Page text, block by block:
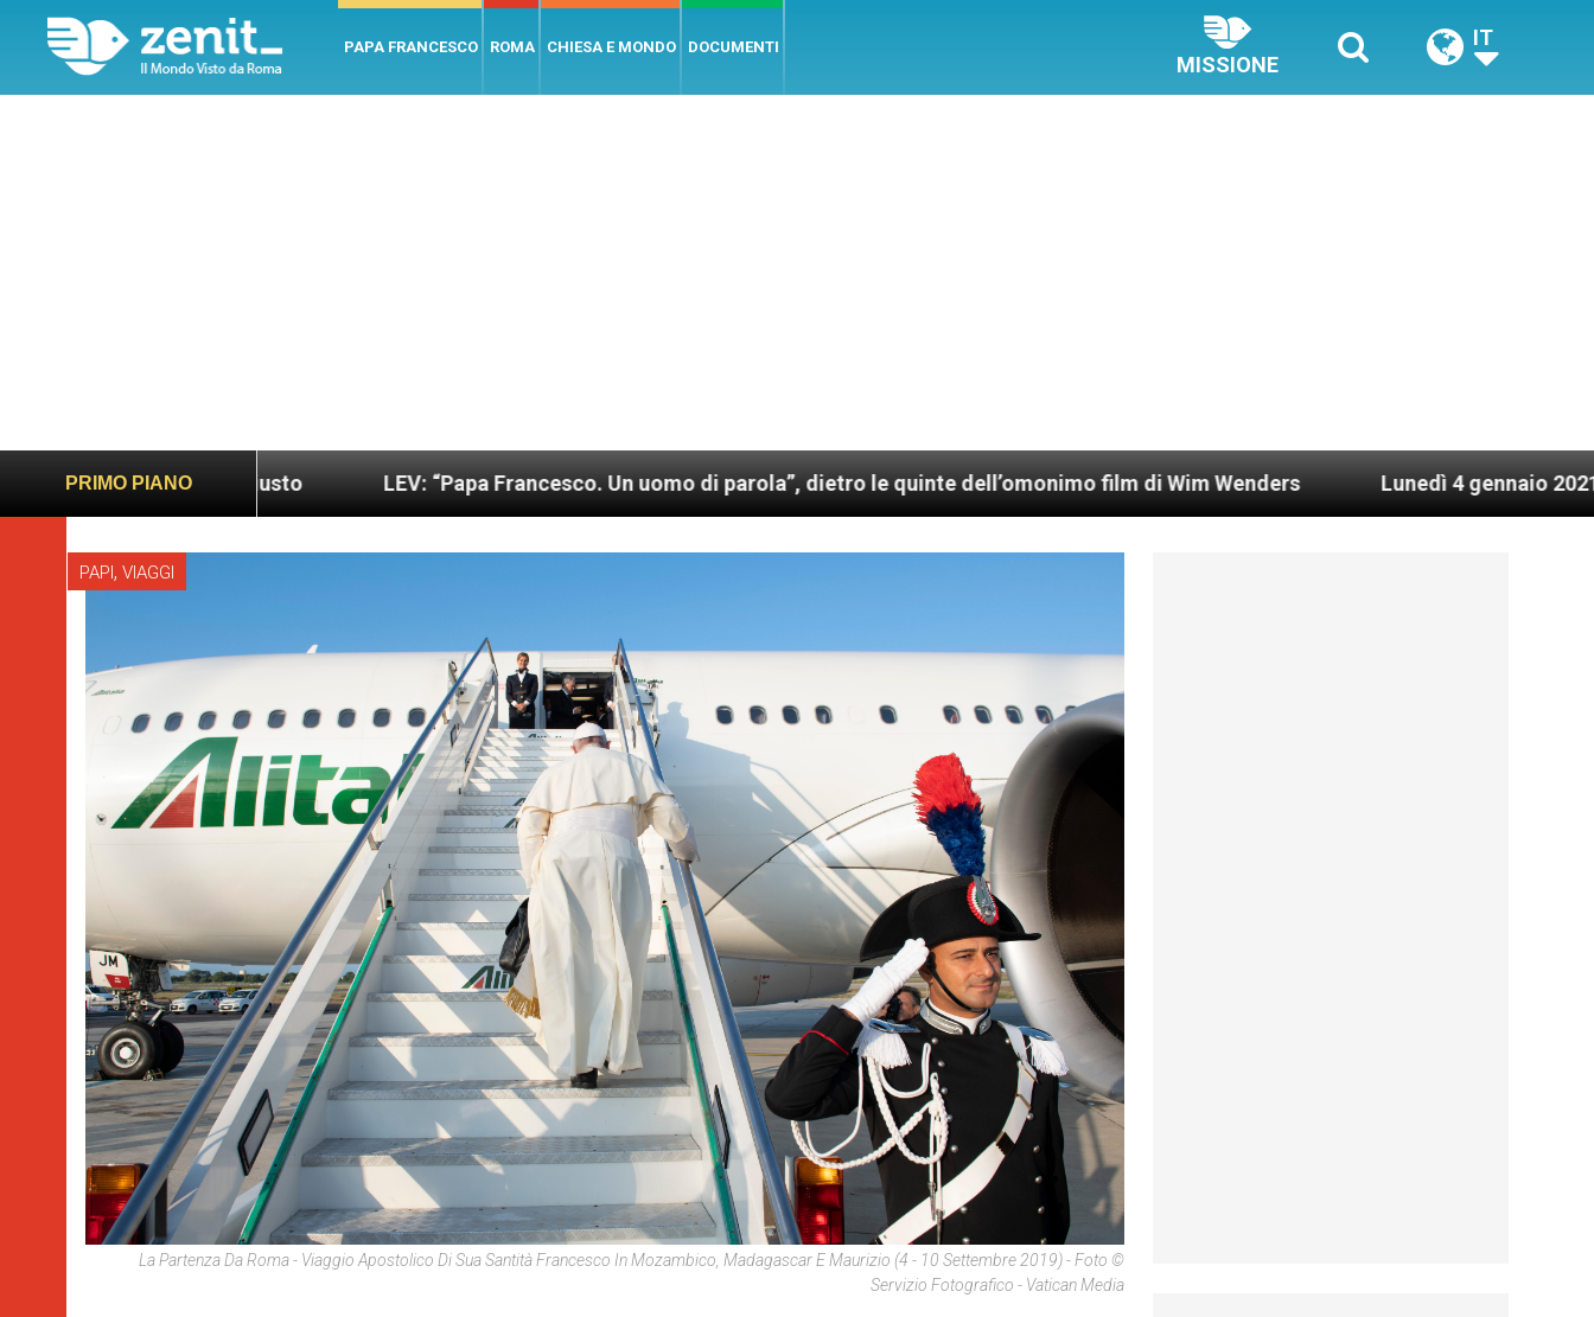
PAPA FRANCESCO ROMA CHIESA E MONDO DOCUMENTI
MISSIONE
IT
PRIMO PIANO
e giusto LEV: “Papa Francesco. Un uomo di parola”, dietro le quinte dell’omonimo film di Wim Wenders Lunedì 4 gennaio 2021: Possesso
PAPI, VIAGGI
La Partenza Da Roma - Viaggio Apostolico Di Sua Santità Francesco In Mozambico, Madagascar E Maurizio (4 - 10 Settembre 2019) - Foto ©
Servizio Fotografico - Vatican Media